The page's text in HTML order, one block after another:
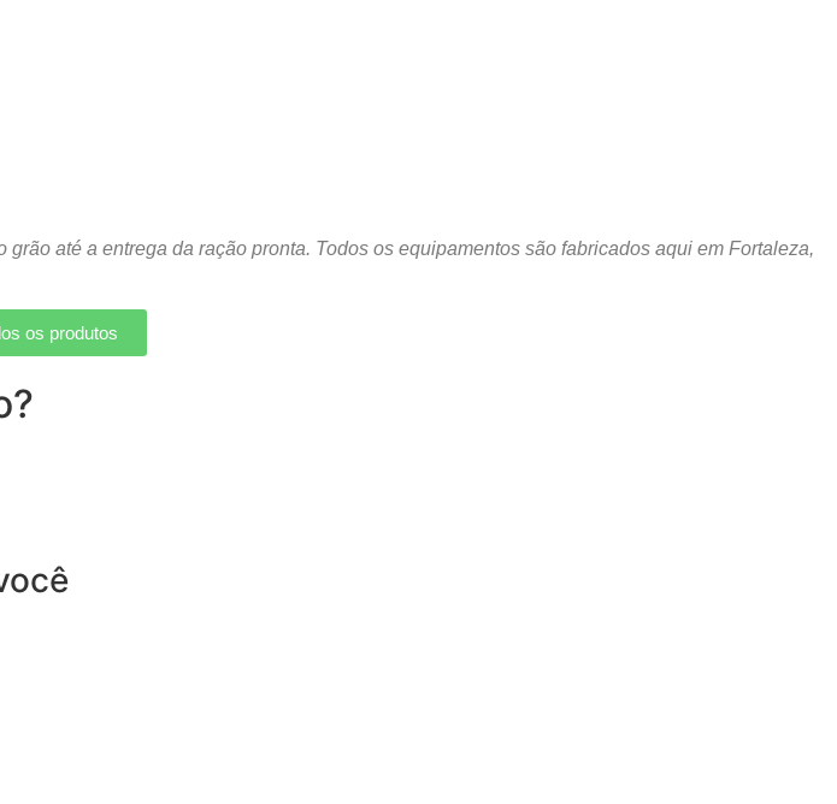
até a entrega da ração pronta. Todos os equipamentos são fabricados aqui em Fortaleza,
os produtos